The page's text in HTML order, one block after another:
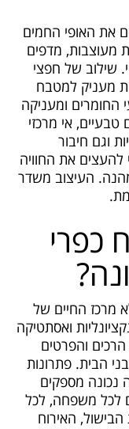
את האופי החמים
מעוצבות, מדפים
שילוב של חפצי
מעניק למטבח
החומרים ומעניקה
אי מרכזי
וגם חיבור
את החוויה
העיצוב משדר
כפרי
מרכז החיים של
ואסתטיקה
והפרטים
הבית. פתרונות
נכונה מספקים
לכל משפחה, לכל
הבישול, האירוח